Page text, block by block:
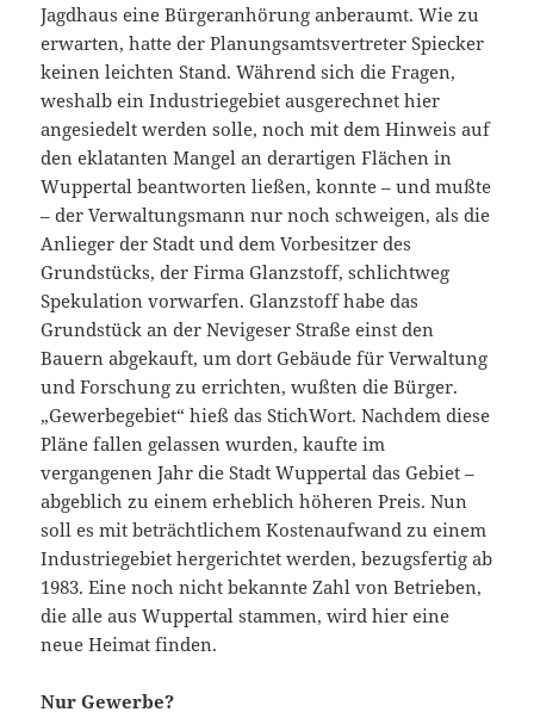
Jagdhaus eine Bürgeranhörung anberaumt. Wie zu
erwarten, hatte der Planungsamtsvertreter Spiecker
keinen leichten Stand. Während sich die Fragen,
weshalb ein Industriegebiet ausgerechnet hier
angesiedelt werden solle, noch mit dem Hinweis auf
den eklatanten Mangel an derartigen Flächen in
Wuppertal beantworten ließen, konnte – und mußte
– der Verwaltungsmann nur noch schweigen, als die
Anlieger der Stadt und dem Vorbesitzer des
Grundstücks, der Firma Glanzstoff, schlichtweg
Spekulation vorwarfen. Glanzstoff habe das
Grundstück an der Nevigeser Straße einst den
Bauern abgekauft, um dort Gebäude für Verwaltung
und Forschung zu errichten, wußten die Bürger.
„Gewerbegebiet“ hieß das StichWort. Nachdem diese
Pläne fallen gelassen wurden, kaufte im
vergangenen Jahr die Stadt Wuppertal das Gebiet –
abgeblich zu einem erheblich höheren Preis. Nun
soll es mit beträchtlichem Kostenaufwand zu einem
Industriegebiet hergerichtet werden, bezugsfertig ab
1983. Eine noch nicht bekannte Zahl von Betrieben,
die alle aus Wuppertal stammen, wird hier eine
neue Heimat finden.
Nur Gewerbe?